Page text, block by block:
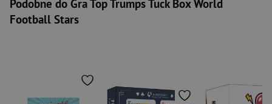
Podobne do Gra Top Trumps Tuck Box World
Football Stars